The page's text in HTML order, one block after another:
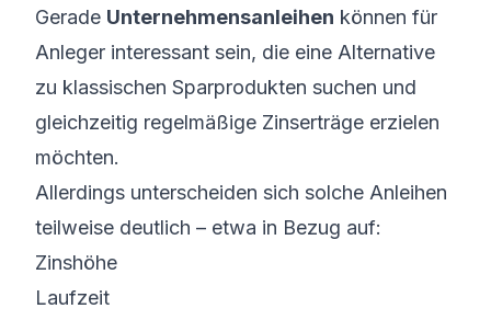
Gerade Unternehmensanleihen können für
Anleger interessant sein, die eine Alternative
zu klassischen Sparprodukten suchen und
gleichzeitig regelmäßige Zinserträge erzielen
möchten.
Allerdings unterscheiden sich solche Anleihen
teilweise deutlich – etwa in Bezug auf:
Zinshöhe
Laufzeit